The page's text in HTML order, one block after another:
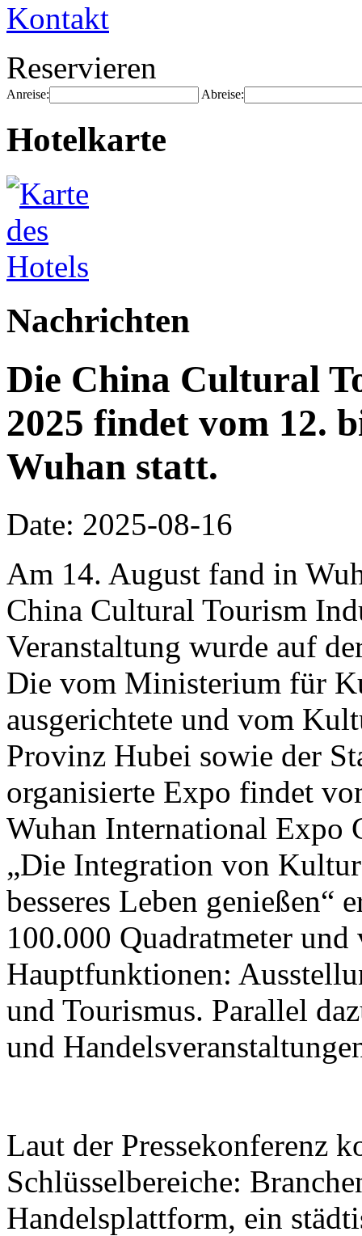
Kontakt
Reservieren
Anreise: Abreise:
Hotelkarte
Nachrichten
Die China Cultural
2025 findet vom 12.
Wuhan statt.
Date: 2025-08-16
Am 14. August fand in
China Cultural Tourism
Veranstaltung wurde auf
Die vom Ministerium für
ausgerichtete und vom
Provinz Hubei sowie der
organisierte Expo findet
Wuhan International Expo
„Die Integration von
besseres Leben genießen“
100.000 Quadratmeter
Hauptfunktionen:
und Tourismus. Parallel
und
Laut der Pressekonferenz
Schlüsselbereiche:
Handelsplattform, ein